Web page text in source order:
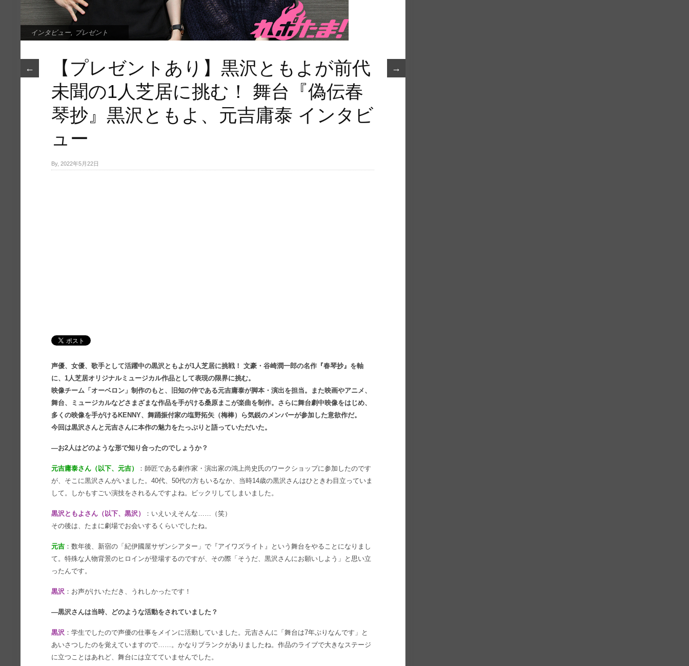
インタビュー, プレゼント
← →
【プレゼントあり】黒沢ともよが前代
未聞の1人芝居に挑む！ 舞台『偽伝春
琴抄』黒沢ともよ、元吉庸泰 インタビ
ュー
By, 2022年5月22日
声優、女優、歌手として活躍中の黒沢ともよが1人芝居に挑戦！ 文豪・谷崎潤一郎の名作『春琴抄』を軸
に、1人芝居オリジナルミュージカル作品として表現の限界に挑む。
映像チーム「オーベロン」制作のもと、旧知の仲である元吉庸泰が脚本・演出を担当。また映画やアニメ、
舞台、ミュージカルなどさまざまな作品を手がける桑原まこが楽曲を制作。さらに舞台劇中映像をはじめ、
多くの映像を手がけるKENNY、舞踊振付家の塩野拓矢（梅棒）ら気鋭のメンバーが参加した意欲作だ。
今回は黒沢さんと元吉さんに本作の魅力をたっぷりと語っていただいた。
―お2人はどのような形で知り合ったのでしょうか？
元吉庸泰さん（以下、元吉）
：師匠である劇作家・演出家の鴻上尚史氏のワークショップに参加したのです
が、そこに黒沢さんがいました。40代、50代の方もいるなか、当時14歳の黒沢さんはひときわ目立っていま
して。しかもすごい演技をされるんですよね。ビックリしてしまいました。
黒沢ともよさん（以下、黒沢）
：いえいえそんな……（笑）
その後は、たまに劇場でお会いするくらいでしたね。
元吉 ：数年後、新宿の「紀伊國屋サザンシアター」で『アイワズライト』という舞台をやることになりまし
て。特殊な人物背景のヒロインが登場するのですが、その際「そうだ、黒沢さんにお願いしよう」と思い立
ったんです。
黒沢 ：お声がけいただき、うれしかったです！
―黒沢さんは当時、どのような活動をされていました？
黒沢 ：学生でしたので声優の仕事をメインに活動していました。元吉さんに「舞台は7年ぶりなんです」と
あいさつしたのを覚えていますので……。かなりブランクがありましたね。作品のライブで大きなステージ
に立つことはあれど、舞台には立てていませんでした。